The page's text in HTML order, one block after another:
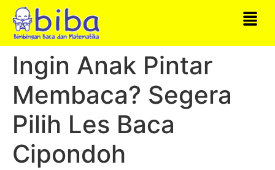
Ingin Anak Pintar
Membaca? Segera
Pilih Les Baca
Cipondoh